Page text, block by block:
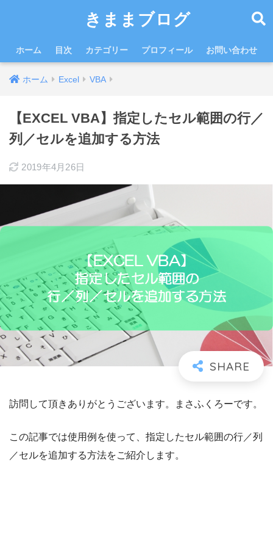
きままブログ
ホーム 目次 カテゴリー プロフィール お問い合わせ
ホーム Excel VBA
【EXCEL VBA】指定したセル範囲の行／
列／セルを追加する方法
2019年4月26日
訪問して頂きありがとうございます。まさふくろーです。
この記事では使用例を使って、指定したセル範囲の行／列
／セルを追加する方法をご紹介します。